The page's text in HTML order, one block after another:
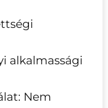
alkalmassági
Nem